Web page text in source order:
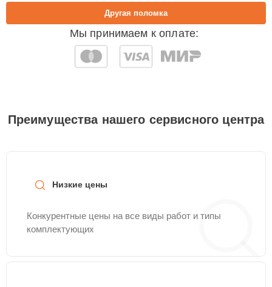
Мы принимаем к оплате:
Другая поломка
Преимущества нашего сервисного центра
Низкие цены
Конкурентные цены на все виды работ и типы
комплектующих